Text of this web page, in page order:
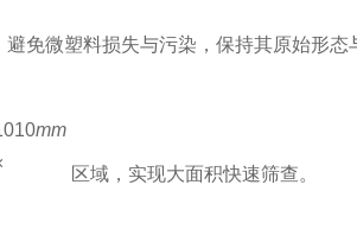
避免微塑料损失与污染，保持其原始形态
10mm
区域，实现大面积快速筛查。